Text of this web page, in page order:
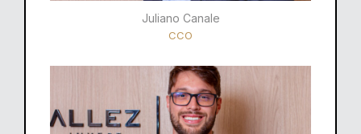
Juliano Canale
CCO